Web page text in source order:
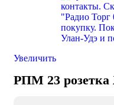
Увеличить
РПМ 23